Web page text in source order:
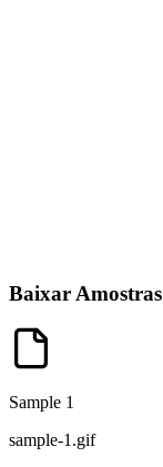
Baixar Amostras
Sample 1
sample-1.gif